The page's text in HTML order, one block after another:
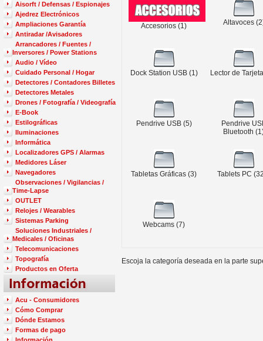
Aisorft / Defensas / Espionajes
Ajedrez Electrónicos
Ampliaciones Garantía
Antiradar /Avisadores
Arrancadores / Fuentes /
Inversores / Power Stations
Audio / Vídeo
Cuidado Personal / Hogar
Detectores / Contadores Billetes
Detectores Metales
Drones / Fotografía / Videografía
E-Book
Estilográficas
Iluminaciones
Informática
Localizadores GPS / Alarmas
Medidores Láser
Navegadores
Observaciones / Vigilancias /
Time-Lapse
OUTLET
Relojes / Wearables
Sistemas Parking
Soluciones Industriales /
Medicales / Oficinas
Telecomunicaciones
Topografía
Productos en Oferta
Acu - Consumidores
Cómo Comprar
Dónde Estamos
Formas de pago
Accesorios (1) Altavoces
Dock Station USB(1) Lector de
Pendrive USB(5)
Pendrive
Bluetooth
Tabletas Gráficas (3) Tablets PC
Webcams (7)
Escoja la categoría deseada en la parte